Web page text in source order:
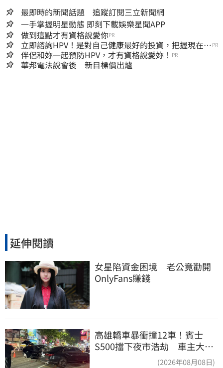
最即時的新聞話題 追蹤訂閱三立新聞網
一手掌握明星動態 即刻下載娛樂星聞APP
做到這點才有資格說愛你PR
立即諮詢HPV！是對自己健康最好的投資，把握現在不
嫌晚！
PR
伴侶和妳一起預防HPV，才有資格說愛妳！ PR
華邦電法說會後 新目標價出爐
延伸閱讀
女星陷資金困境　老公竟勸開
OnlyFans賺錢
高雄轎車暴衝撞12車！賓士
S500擋下夜市浩劫 車主大
(2026年08月08日)